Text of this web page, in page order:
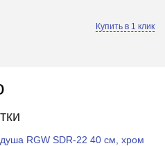
Купить в 1 клик
RGW SDR-22 40 см, хром